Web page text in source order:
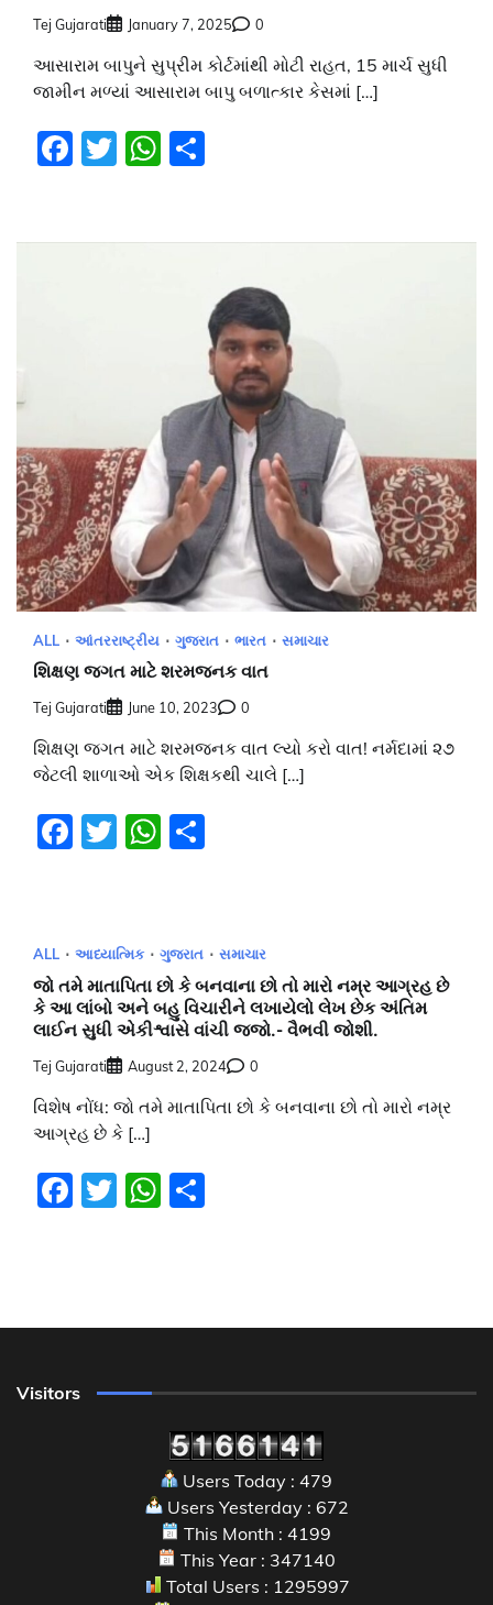
Tej Gujarati January 7, 2025 0
આસારામ બાપુને સુપ્રીમ કોર્ટમાંથી મોટી રાહત, 15 માર્ચ સુધી
જામીન મળ્યાં આસારામ બાપુ બળાત્કાર કેસમાં […]
Facebook
TwitterWhatsApp
ALL આંતરરાષ્ટ્રીય ગુજરાત ભારત સમાચાર
શિક્ષણ જગત માટે શરમજનક વાત
Tej Gujarati June 10, 2023 0
શિક્ષણ જગત માટે શરમજનક વાત લ્યો કરો વાત! નર્મદામાં ૨૭
જેટલી શાળાઓ એક શિક્ષકથી ચાલે […]
Facebook
TwitterWhatsApp
ALL આધ્યાત્મિક ગુજરાત સમાચાર
જો તમે માતાપિતા છો કે બનવાના છો તો મારો નમ્ર આગ્રહ છે
કે આ લાંબો અને બહુ વિચારીને લખાયેલો લેખ છેક અંતિમ
લાઈન સુધી એકીશ્વાસે વાંચી જજો.- વૈભવી જોશી.
Tej Gujarati August 2, 2024 0
વિશેષ નોંધ: જો તમે માતાપિતા છો કે બનવાના છો તો મારો નમ્ર
આગ્રહ છે કે […]
Facebook
TwitterWhatsApp
Visitors
Users Today : 479
Users Yesterday : 672
This Month : 4199
This Year : 347140
Total Users : 1295997